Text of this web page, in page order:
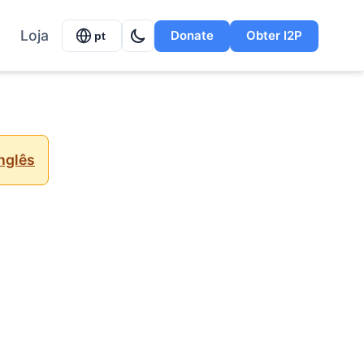
Loja pt Donate Obter I2P